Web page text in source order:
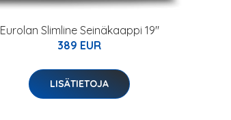
Eurolan Slimline Seinäkaappi 19"
389 EUR
LISÄTIETOJA